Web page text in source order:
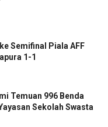
Semifinal Piala AFF
1-1
Temuan 996 Benda
Sekolah Swasta